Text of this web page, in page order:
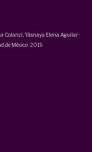
Colanzi Yásnaya Elena Aguilar·
de México·2019